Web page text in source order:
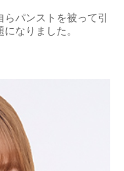
パンストを被って引
なりました。